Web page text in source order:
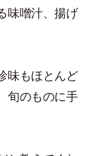
味噌汁、揚げ
味もほとんど
旬のものに手